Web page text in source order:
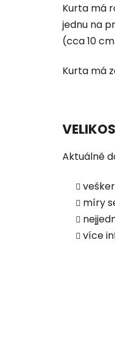
Kurta má
jednu na
(cca 10
Kurta má
Aktuálně
míry
více